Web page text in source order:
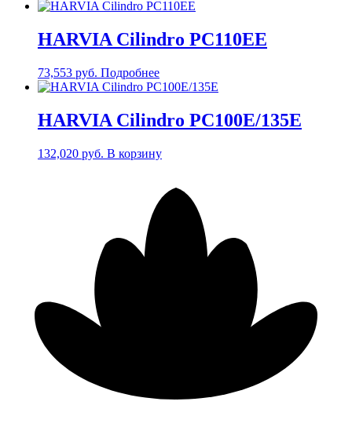
HARVIA Cilindro PC110EE
73,553 руб. Подробнее
HARVIA Cilindro PC100E/135E
132,020 руб. В корзину